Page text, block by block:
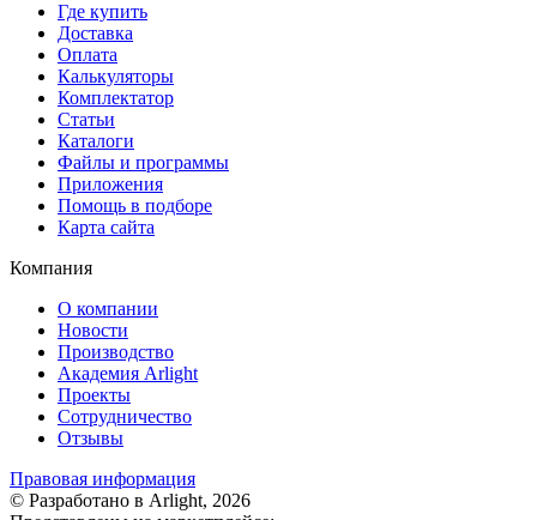
Где купить
Доставка
Оплата
Калькуляторы
Комплектатор
Статьи
Каталоги
Файлы и программы
Приложения
Помощь в подборе
Карта сайта
Компания
О компании
Новости
Производство
Академия Arlight
Проекты
Сотрудничество
Отзывы
Правовая информация
© Разработано в Arlight, 2026